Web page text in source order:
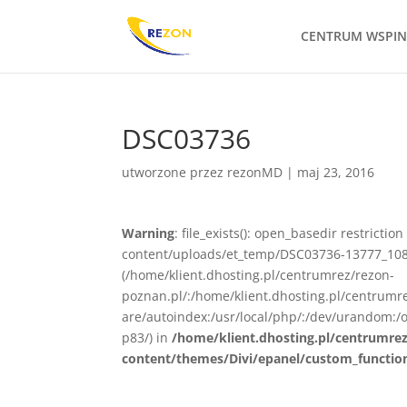
CENTRUM
DSC03736
utworzone przez rezonMD | maj 23, 2016
Warning: file_exists(): open_basedir
content/uploads/et_temp/DSC03736-
(/home/klient.dhosting.pl/centrumrez/rezon-
poznan.pl/:/home/klient.dhosting.pl/
are/autoindex:/usr/local/php/:/dev/
p83/) in/home/klient.dhosting.pl/
content/themes/Divi/epanel/